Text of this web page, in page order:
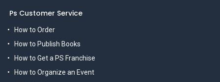
Ps Customer Service
How to Order
How to Publish Books
How to Get a PS Franchise
How to Organize an Event